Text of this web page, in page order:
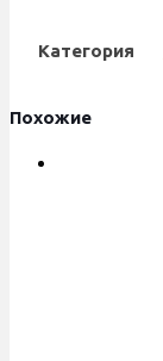
Категория
Похожие